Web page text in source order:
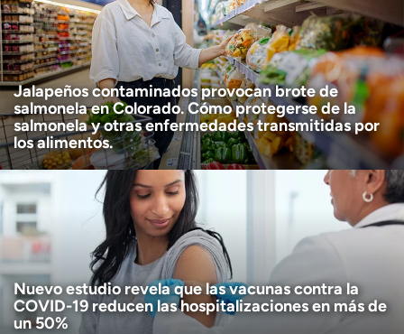
Descargo de responsabilidad por edad (Obligatorio)
Tengo más de 18 años
Quiero recibir noticias de salud en:
Quiero recibir noticias de salud en:
Jalapeños contaminados provocan brote de
salmonela en Colorado. Cómo protegerse de la
salmonela y otras enfermedades transmitidas por
los alimentos.
Nuevo estudio revela que las vacunas contra la
COVID-19 reducen las hospitalizaciones en más de
un 50%